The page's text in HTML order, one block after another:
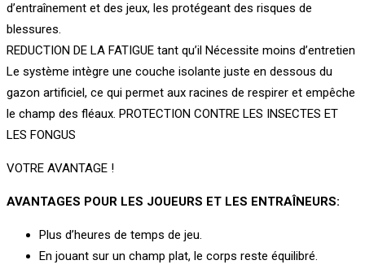
d’entraînement et des jeux, les protégeant des risques de
blessures.
REDUCTION DE LA FATIGUE tant qu’il Nécessite moins d’entretien
Le système intègre une couche isolante juste en dessous du
gazon artificiel, ce qui permet aux racines de respirer et empêche
le champ des fléaux. PROTECTION CONTRE LES INSECTES ET
LES FONGUS
VOTRE AVANTAGE !
AVANTAGES POUR LES JOUEURS ET LES ENTRAÎNEURS:
Plus d’heures de temps de jeu.
En jouant sur un champ plat, le corps reste équilibré.